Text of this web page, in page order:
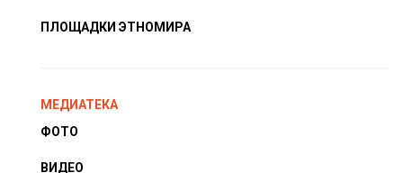
ПЛОЩАДКИ ЭТНОМИРА
МЕДИАТЕКА
ФОТО
ВИДЕО